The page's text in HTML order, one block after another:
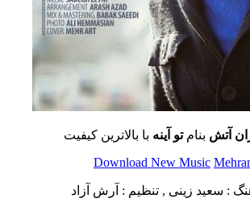
آتش بنام تو آینه با بالاترین کیفیت
Download New Music
: سعید زینی , تنظیم : آرش آزاد